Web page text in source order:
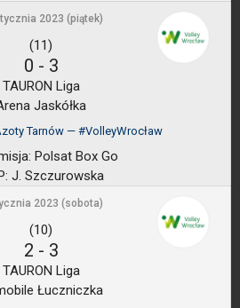
2023 (piątek)
(11)
0 - 3
TAURON Liga
Jaskółka
Tarnów — #VolleyWrocław
Polsat Box Go
J. Szczurowska
2023 (sobota)
(10)
2 - 3
TAURON Liga
Łuczniczka